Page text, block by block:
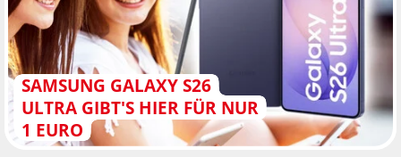
SAMSUNG GALAXY S26
ULTRA GIBT'S HIER FÜR NUR
1 EURO